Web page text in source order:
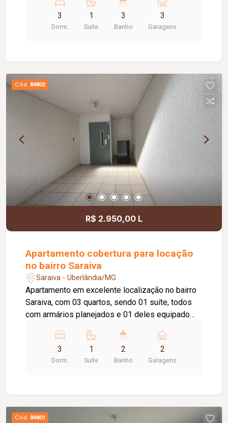
01 suíte, banheiro social com armário, cozinha
americana planejada com armários, fogão
cooktop novo e forno, área de serviço e edícula
portão eletrônico e excelente distribuição dos
ambientes, proporcionando conforto e
praticidade.
3
Dorm.
1
Suite
3
Banho
3
Garagens
Cód. 84802
R$ 2.950,00 L
Apartamento cobertura para locação
no bairro Saraiva
Saraiva - Uberlândia/MG
Apartamento em excelente localização no bairro
Saraiva, com 03 quartos, sendo 01 suíte, todos
com armários planejados e 01 deles equipado
ambientes, sala de TV com ar-condicionado,
ampla sacada com acesso à suíte, cozinha com
armários, área de lavanderia, despensa, elevador
3
Dorm.
1
Suite
2
Banho
2
Garagens
Cód. 84801